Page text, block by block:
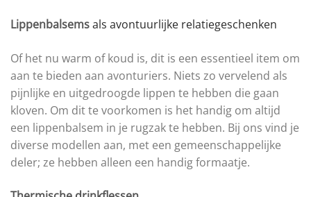
Lippenbalsemsals avontuurlijke relatiegeschenken
Of het nu warm of koud is, dit is een essentieel item om
aan te bieden aan avonturiers. Niets zo vervelend als
pijnlijke en uitgedroogde lippen te hebben die gaan
kloven. Om dit te voorkomen is het handig om altijd
een lippenbalsem in je rugzak te hebben. Bij ons vind je
diverse modellen aan, met een gemeenschappelijke
deler; ze hebben alleen een handig formaatje.